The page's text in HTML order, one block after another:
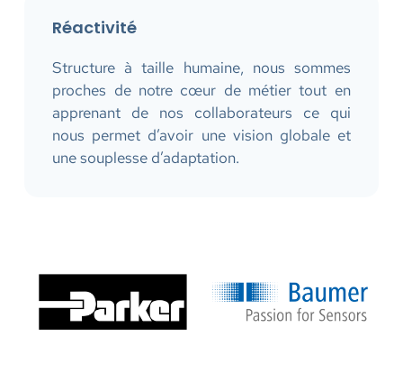
Réactivité
Structure à taille humaine, nous sommes
proches de notre cœur de métier tout en
apprenant de nos collaborateurs ce qui
nous permet d’avoir une vision globale et
une souplesse d’adaptation.